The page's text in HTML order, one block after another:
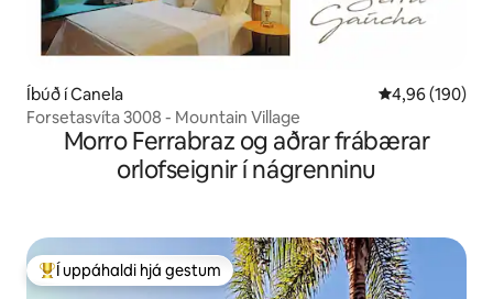
Íbúð í Canela 4,96 af 5 í
4,96 (190)
Forsetasvíta 3008 - Mountain Village
Morro Ferrabraz og aðrar frábærar
orlofseignir í nágrenninu
Í mestu uppáhaldi hjá gestum
Í uppáhaldi hjá gestum